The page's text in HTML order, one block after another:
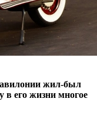
жил-был
в его жизни многое